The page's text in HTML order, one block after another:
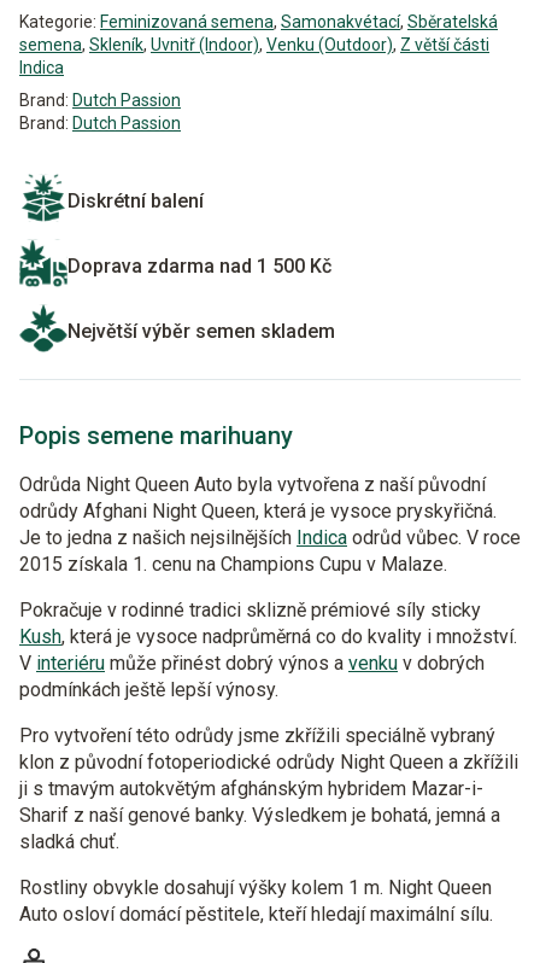
Kategorie: Feminizovaná semena, Samonakvétací, Sběratelská
semena, Skleník, Uvnitř (Indoor), Venku (Outdoor), Z větší části
Indica
Brand: Dutch Passion
Brand: Dutch Passion
Diskrétní balení
Doprava zdarma nad 1 500 Kč
Největší výběr semen skladem
Popis semene marihuany
Odrůda Night Queen Auto byla vytvořena z naší původní
odrůdy Afghani Night Queen, která je vysoce pryskyřičná.
Je to jedna z našich nejsilnějších Indica odrůd vůbec. V roce
2015 získala 1. cenu na Champions Cupu v Malaze.
Pokračuje v rodinné tradici sklizně prémiové síly sticky
Kush, která je vysoce nadprůměrná co do kvality i množství.
V interiéru může přinést dobrý výnos a venku v dobrých
podmínkách ještě lepší výnosy.
Pro vytvoření této odrůdy jsme zkřížili speciálně vybraný
klon z původní fotoperiodické odrůdy Night Queen a zkřížili
ji s tmavým autokvětým afghánským hybridem Mazar-i-
Sharif z naší genové banky. Výsledkem je bohatá, jemná a
sladká chuť.
Rostliny obvykle dosahují výšky kolem 1 m. Night Queen
Auto osloví domácí pěstitele, kteří hledají maximální sílu.